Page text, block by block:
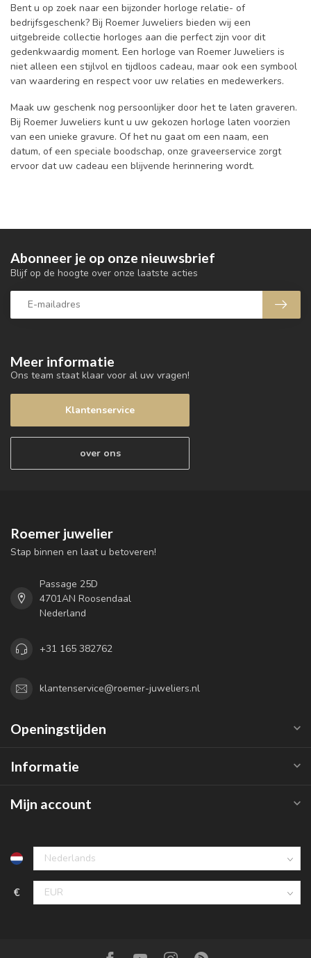
Bent u op zoek naar een bijzonder horloge relatie- of
bedrijfsgeschenk? Bij Roemer Juweliers bieden wij een
uitgebreide collectie horloges aan die perfect zijn voor dit
gedenkwaardig moment. Een horloge van Roemer Juweliers is
niet alleen een stijlvol en tijdloos cadeau, maar ook een symbool
van waardering en respect voor uw relaties en medewerkers.
Maak uw geschenk nog persoonlijker door het te laten graveren.
Bij Roemer Juweliers kunt u uw gekozen horloge laten voorzien
van een unieke gravure. Of het nu gaat om een naam, een
datum, of een speciale boodschap, onze graveerservice zorgt
ervoor dat uw cadeau een blijvende herinnering wordt.
Meer informatie
Ons team staat klaar voor al uw vragen!
Klantenservice
over ons
Abonneer je op onze nieuwsbrief
Blijf op de hoogte over onze laatste acties
Roemer juwelier
Stap binnen en laat u betoveren!
Passage 25D
4701AN Roosendaal
Nederland
+31 165 382762
klantenservice@roemer-juweliers.nl
Openingstijden
Informatie
Mijn account
€